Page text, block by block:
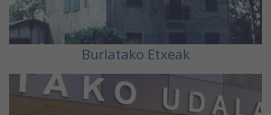
Burlatako Etxeak